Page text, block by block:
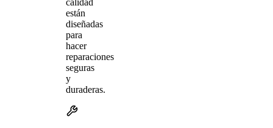
están
diseñadas
para
hacer
reparaciones
seguras
y
duraderas.